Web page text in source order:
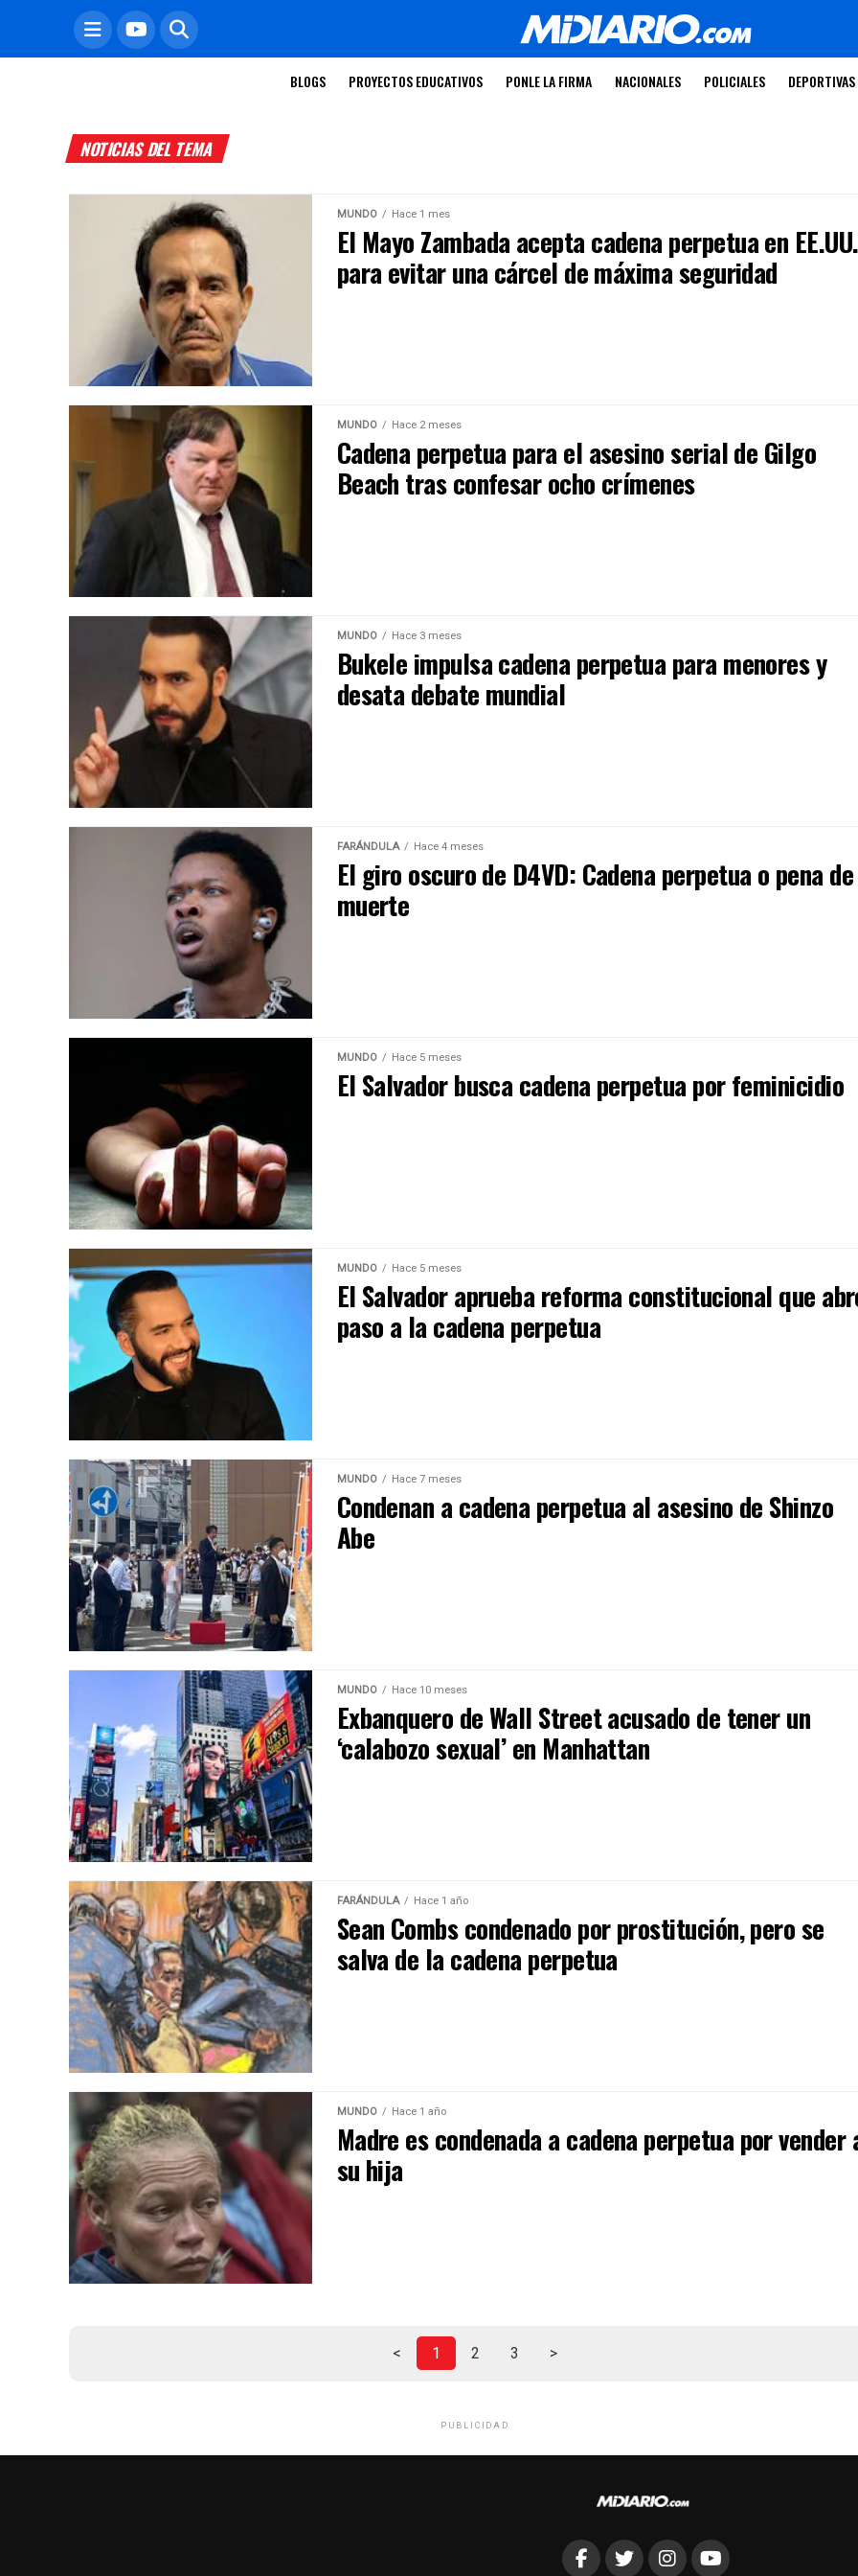
BLOGS PROYECTOS EDUCATIVOS PONLE LA FIRMA NACIONALES POLICIALES DEPORTIVAS
NOTICIAS DEL TEMA
MUNDO Hace 1 mes
El Mayo Zambada acepta cadena perpetua en EE.UU.
para evitar una cárcel de máxima seguridad
MUNDO Hace 2 meses
Cadena perpetua para el asesino serial de Gilgo
Beach tras confesar ocho crímenes
MUNDO Hace 3 meses
Bukele impulsa cadena perpetua para menores y
desata debate mundial
FARÁNDULA Hace 4 meses
El giro oscuro de D4VD: Cadena perpetua o pena de
muerte
MUNDO Hace 5 meses
El Salvador busca cadena perpetua por feminicidio
MUNDO Hace 5 meses
El Salvador aprueba reforma constitucional que
paso a la cadena perpetua
MUNDO Hace 7 meses
Condenan a cadena perpetua al asesino de Shinzo
Abe
MUNDO Hace 10 meses
Exbanquero de Wall Street acusado de tener un
‘calabozo sexual’ en Manhattan
FARÁNDULA Hace 1 año
Sean Combs condenado por prostitución, pero se
salva de la cadena perpetua
MUNDO Hace 1 año
Madre es condenada a cadena perpetua por vender
su hija
< 1 2 3 >
PUBLICIDAD